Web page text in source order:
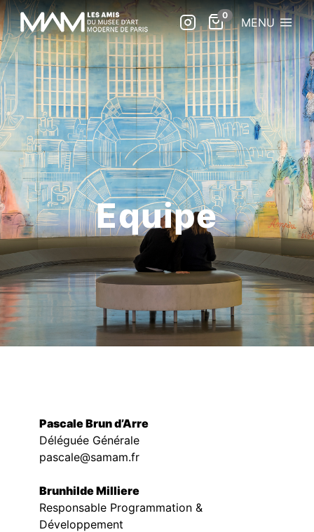
MENU
Equipe
Pascale Brun d’Arre
Déléguée Générale
pascale@samam.fr
Brunhilde Milliere
Responsable Programmation &
Développement